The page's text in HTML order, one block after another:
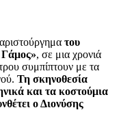
του
, σε μια χρονιά
συμπίπτουν με τα
Τη σκηνοθεσία
και τα κοστούμια
ο Διονύσης